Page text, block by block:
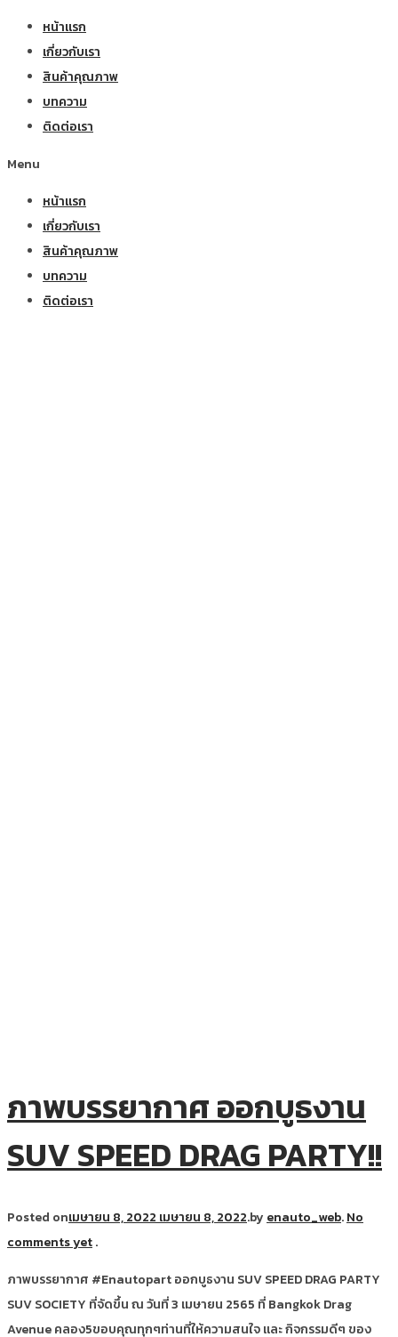
หน้าแรก
เกี่ยวกับเรา
สินค้าคุณภาพ
บทความ
ติดต่อเรา
Menu
หน้าแรก
เกี่ยวกับเรา
สินค้าคุณภาพ
บทความ
ติดต่อเรา
ภาพบรรยากาศ ออกบูธงาน
SUV SPEED DRAG PARTY!!
Posted onเมษายน 8, 2022 เมษายน 8, 2022.by enauto_web.No
comments yet.
ภาพบรรยากาศ #Enautopart ออกบูธงาน SUV SPEED DRAG PARTY
SUV SOCIETY ที่จัดขึ้น ณ วันที่ 3 เมษายน 2565 ที่ Bangkok Drag
Avenue คลอง5ขอบคุณทุกๆท่านที่ให้ความสนใจ และ กิจกรรมดีๆ ของ